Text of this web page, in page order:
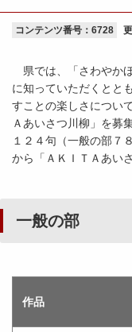
コンテンツ番号：6728
県では、「さわやか
に知っていただくとと
すことの楽しさについ
Ａあいさつ川柳」を募
１２４句（一般の部７
から「ＡＫＩＴＡあい
一般の部
作品